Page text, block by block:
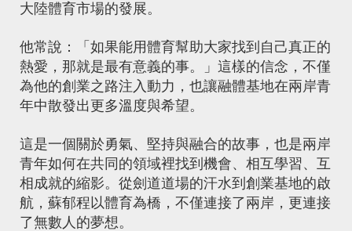
大陸體育市場的發展。
他常說：「如果能用體育幫助大家找到自己真正的
熱愛，那就是最有意義的事。」這樣的信念，不僅
為他的創業之路注入動力，也讓融體基地在兩岸青
年中散發出更多溫度與希望。
這是一個關於勇氣、堅持與融合的故事，也是兩岸
青年如何在共同的領域裡找到機會、相互學習、互
相成就的縮影。從劍道道場的汗水到創業基地的啟
航，蘇郁程以體育為橋，不僅連接了兩岸，更連接
了無數人的夢想。